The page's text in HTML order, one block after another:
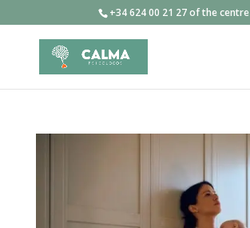
+34 624 00 21 27 of the centre